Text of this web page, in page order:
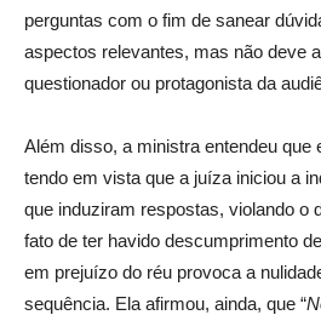
perguntas com o fim de sanear
aspectos relevantes, mas não deve
questionador ou protagonista da
Além disso, a ministra entendeu que
tendo em vista que a juíza iniciou a
que induziram respostas, violando o
fato de ter havido descumprimento
em prejuízo do réu provoca a
sequência. Ela afirmou, ainda, que “